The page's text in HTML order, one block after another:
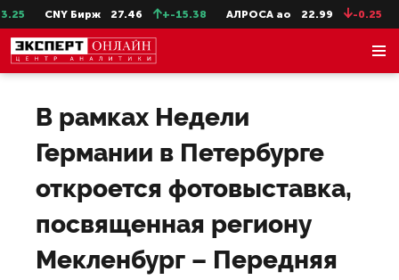
CNY Бирж 27.46 +-15.38 АЛРОСА ао 22.99 -0.25
В рамках Недели
Германии в Петербурге
откроется фотовыставка,
посвященная региону
Мекленбург – Передняя